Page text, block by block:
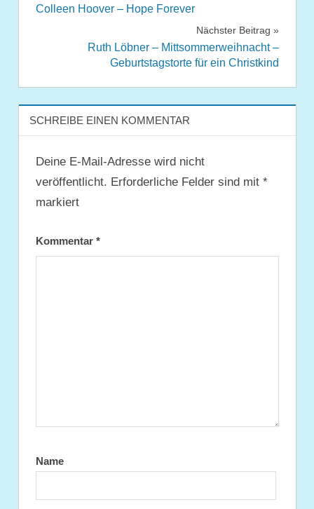
Colleen Hoover – Hope Forever
Nächster Beitrag
Ruth Löbner – Mittsommerweihnacht –
Geburtstagstorte für ein Christkind
SCHREIBE EINEN KOMMENTAR
Deine E-Mail-Adresse wird nicht
veröffentlicht. Erforderliche Felder sind mit *
markiert
Kommentar *
Name